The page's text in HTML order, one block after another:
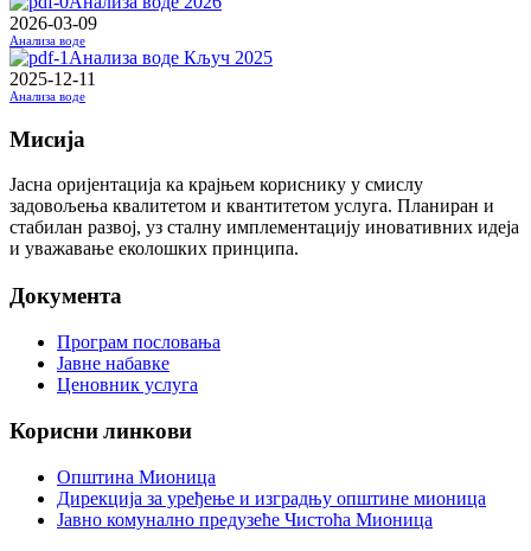
2026-03-09
Анализа воде
Анализа воде Кључ 2025
2025-12-11
Анализа воде
Мисија
Јасна оријентација ка крајњем кориснику у смислу
задовољења квалитетом и квантитетом услуга. Планиран и
стабилан развој, уз сталну имплементацију иновативних идеја
и уважавање еколошких принципа.
Документа
Програм пословања
Јавне набавке
Ценовник услуга
Корисни линкови
Општина Мионица
Дирекција за уређење и изградњу општине мионица
Јавно комунално предузеће Чистоћа Мионица